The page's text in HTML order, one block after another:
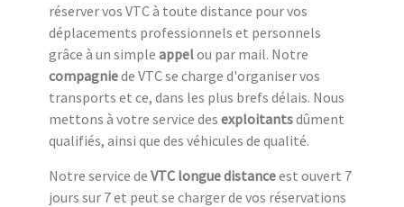
réserver vos VTC à toute distance pour vos
déplacements professionnels et personnels
grâce à un simple appelou par mail. Notre
compagniede VTC se charge d'organiser vos
transports et ce, dans les plus brefs délais. Nous
mettons à votre service des exploitantsdûment
qualifiés, ainsi que des véhicules de qualité.
Notre service de VTC longue distanceest ouvert 7
jours sur 7 et peut se charger de vos réservations